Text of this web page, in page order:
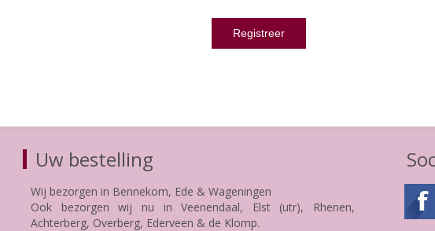
Uw bestelling
Wij bezorgen in Bennekom, Ede & Wageningen
Ook bezorgen wij nu in Veenendaal, Elst (utr), Rhenen,
Achterberg, Overberg, Ederveen & de Klomp.